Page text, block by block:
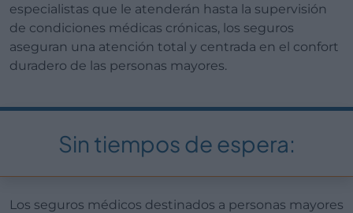
especialistas que le atenderán hasta la supervisión
de condiciones médicas crónicas, los seguros
aseguran una atención total y centrada en el confort
duradero de las personas mayores.
Sin tiempos de espera:
Los seguros médicos destinados a personas mayores